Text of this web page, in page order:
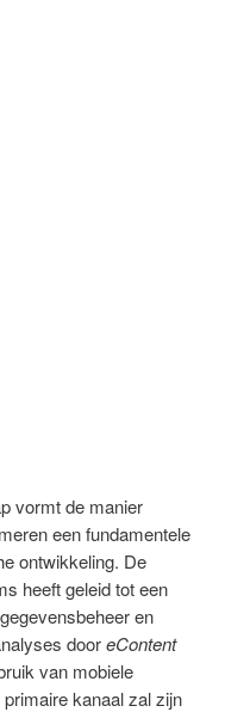
vormt de manier
een fundamentele
ontwikkeling. De
heeft geleid tot een
en
dooreContent
van mobiele
kanaal zal zijn